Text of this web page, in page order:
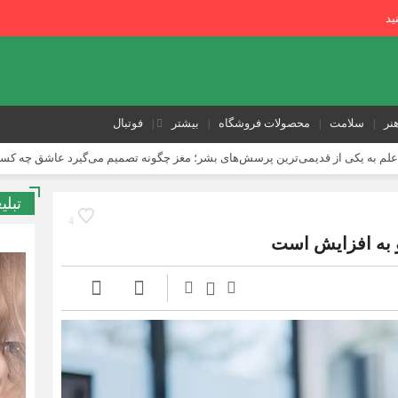
سلامت محصولات فروشگاه بیشتر فوتبال
علم به یکی از قدیمی‌ترین پرسش‌های بشر؛ مغز چگونه تصمیم می‌گیرد عاشق چه
استخوان را می‌گیرد
برای متوقف کردن پوسیدگی بدون درد و بی‌حسی
بدن بیدار می‌کند حد نهایی طول عمر انسان چقدر است؟ دانشمندان
4
به افزایش است